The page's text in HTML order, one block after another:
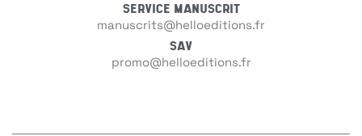
SERVICE MANUSCRIT
manuscrits@helloeditions.fr
SAV
promo@helloeditions.fr